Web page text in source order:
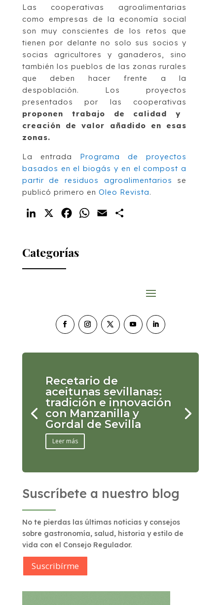
Las cooperativas agroalimentarias
como empresas de la economía social
son muy conscientes de los retos que
tienen por delante no solo sus socios y
socias agricultores y ganaderos, sino
también los pueblos de las zonas rurales
que deben hacer frente a la
despoblación. Los proyectos
presentados por las cooperativas
proponen trabajo de calidad y
creación de valor añadido en esas
zonas.
La entrada Programa de proyectos
basados en el biogás y en el compost a
partir de residuos agroalimentarios se
publicó primero en Oleo Revista.
LinkedIn FacebookWhatsApp
Email
Categorías
Recetario de
aceitunas sevillanas:
tradición e innovación
con Manzanilla y
Gordal de Sevilla
Leer más
Suscríbete a nuestro blog
No te pierdas las últimas noticias y consejos
sobre gastronomía, salud, historia y estilo de
vida con el Consejo Regulador.
Suscribírme